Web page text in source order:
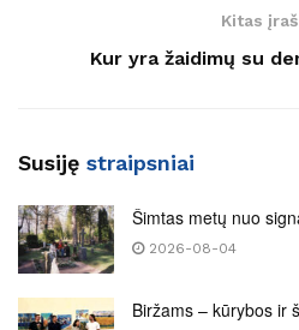
Kitas
Kur yra žaidimų su
Susiję straipsniai
Šimtas metų nuo
2026-08-04
Biržams – kūrybos ir